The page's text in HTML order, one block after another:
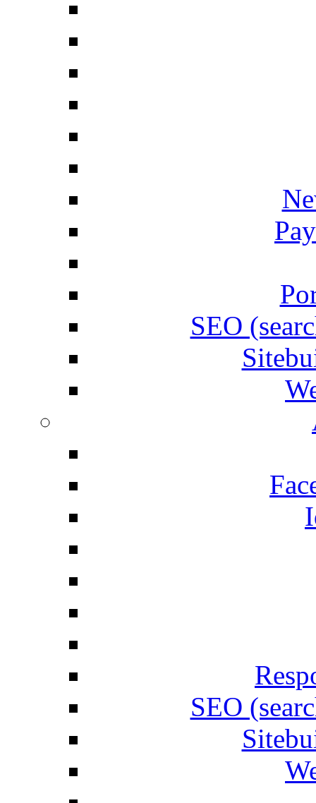
SEO
SEO